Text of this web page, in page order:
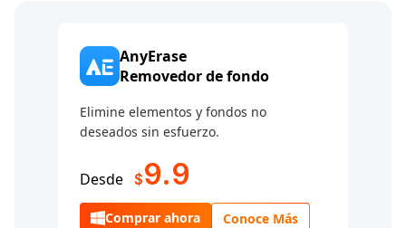
AnyErase
Removedor de fondo
Elimine elementos y fondos no
deseados sin esfuerzo.
Desde $9.9
Comprar ahora Conoce Más